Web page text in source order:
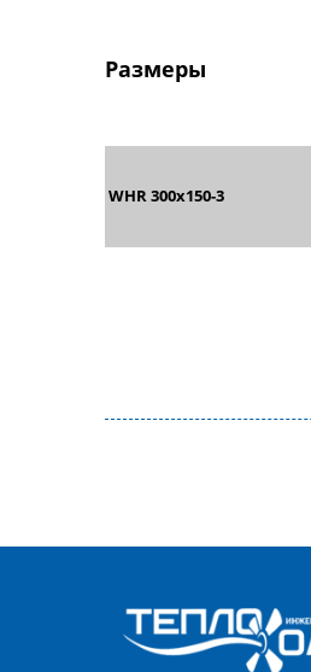
Размеры
WHR 300x150-3